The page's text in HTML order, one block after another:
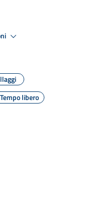
Tempo libero